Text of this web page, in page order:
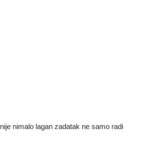
nimalo lagan zadatak ne samo radi